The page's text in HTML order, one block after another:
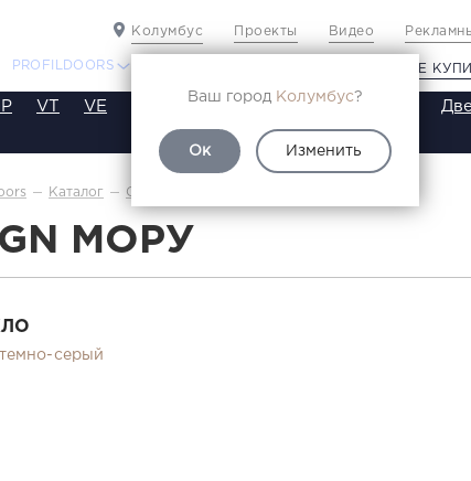
Колумбус
Ваш город Колумбус?
Ок Изменить
Проекты Видео
PROFILDOORS ГДЕ
VT VE SA SE ST SW
Каталог Серия AGN
МОРУ
серый